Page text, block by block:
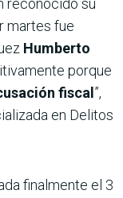
reconocido su
martes fue
Humberto
porque
fiscal ”,
en Delitos
finalmente el 3